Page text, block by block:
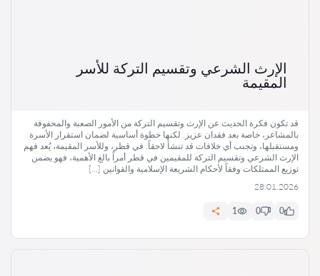
الإرث الشرعي وتقسيم التركة للأسر
المقيمة
قد تكون فكرة الحديث عن الإرث وتقسيم التركة من الأمور الصعبة والمحفوفة
بالمشاعر، خاصة بعد فقدان عزيز. لكنها خطوة أساسية لضمان استقرار الأسرة
ومستقبلها، وتجنب أي خلافات قد تنشأ لاحقاً. في قطر، وللأسر المقيمة، يُعد فهم
الإرث الشرعي وتقسيم التركة للمقيمين في قطر أمراً بالغ الأهمية، فهو يضمن
توزيع الممتلكات وفقاً لأحكام الشريعة الإسلامية والقوانين […]
28.01.2026
0
0
1